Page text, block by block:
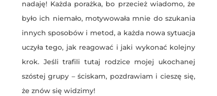
nadaję! Każda porażka, bo przecież wiadomo, że
było ich niemało, motywowała mnie do szukania
innych sposobów i metod, a każda nowa sytuacja
uczyła tego, jak reagować i jaki wykonać kolejny
krok. Jeśli trafili tutaj rodzice mojej ukochanej
szóstej grupy – ściskam, pozdrawiam i cieszę się,
że znów się widzimy!